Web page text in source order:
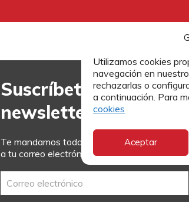
Utilizamos cookies
navegación en
rechazarlas o
a continuación. Para
cookies
Aceptar
Suscríbete a nuestra
newsletter
Te mandamos toda la actualidad de Cáritas
a tu correo electrónico.